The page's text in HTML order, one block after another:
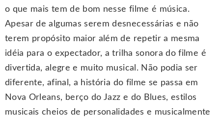
o que mais tem de bom nesse filme é música.
Apesar de algumas serem desnecessárias e não
terem propósito maior além de repetir a mesma
idéia para o expectador, a trilha sonora do filme é
divertida, alegre e muito musical. Não podia ser
diferente, afinal, a história do filme se passa em
Nova Orleans, berço do Jazz e do Blues, estilos
musicais cheios de personalidades e musicalmente